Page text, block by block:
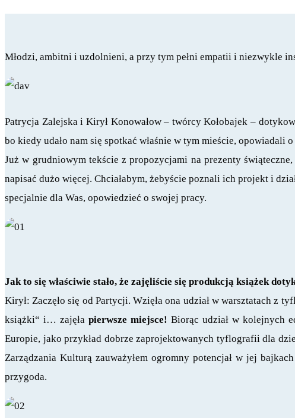
Młodzi, ambitni i uzdolnieni, a przy tym pełni empatii i niezwykle
Patrycja Zalejska i Kirył Konowałow – twórcy Kołobajek –
bo kiedy udało nam się spotkać właśnie w tym mieście,
Już w grudniowym tekście z propozycjami na prezenty
napisać dużo więcej. Chciałabym, żebyście poznali ich projekt i
specjalnie dla Was, opowiedzieć o swojej pracy.
Jak to się właściwie stało, że zajęliście się produkcją książek
Kirył: Zaczęło się od Partycji. Wzięła ona udział w warsztatach z
książki“ i… zajęła pierwsze miejsce! Biorąc udział w kolejnych
Europie, jako przykład dobrze zaprojektowanych tyflografii dla
Zarządzania Kulturą zauważyłem ogromny potencjał w jej
przygoda.